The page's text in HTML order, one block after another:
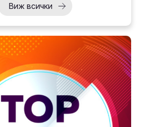
Виж всички